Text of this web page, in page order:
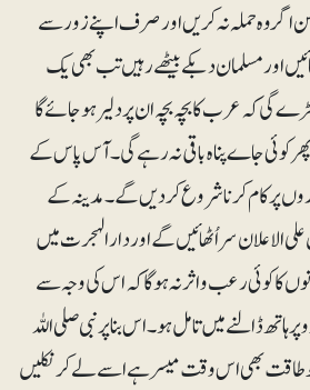
اگر وہ حملہ نہ کریں اور صرف اپنے زور سے
اور مسلمان دبکے بیٹھے رہیں تب بھی یک
گی کہ عرب کا بچہ بچہ ان پر دلیر ہوجائے گا
کوئی جاے پناہ باقی نہ رہے گی۔ آس پاس کے
پر کام کرنا شروع کردیں گے۔ مدینہ کے
الاعلان سر اُٹھائیں گے اور دارالہجرت میں
کا کوئی رعب و اثر نہ ہوگا کہ اس کی وجہ سے
ہاتھ ڈالنے میں تامل ہو۔ اس بناپر نبی صلی اللہ
جو طاقت بھی اس وقت میسر ہے اسے لے کر نکلیں